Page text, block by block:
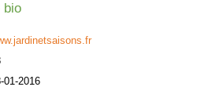
bio
01-2016